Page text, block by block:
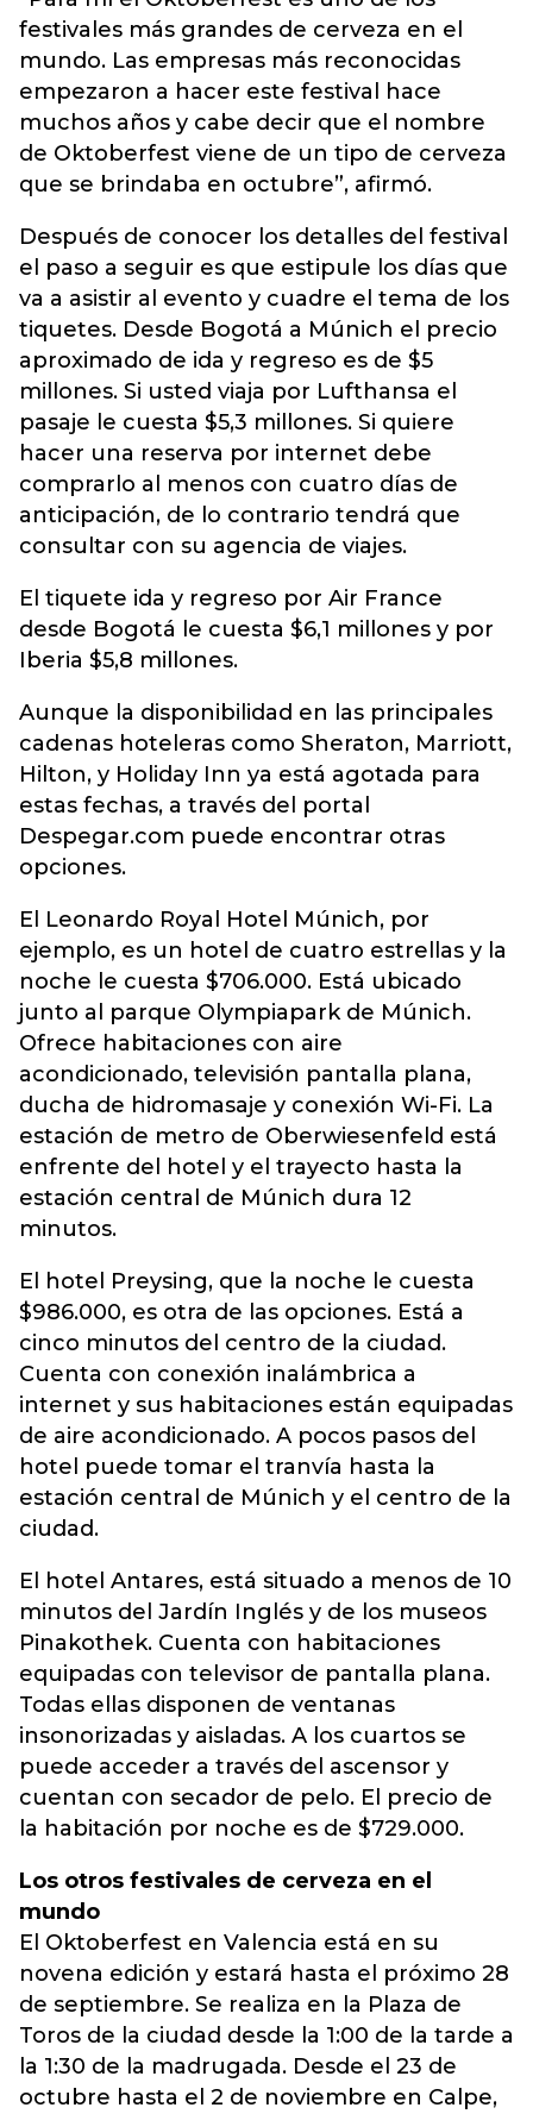
festivales más grandes de cerveza en el
mundo. Las empresas más reconocidas
empezaron a hacer este festival hace
muchos años y cabe decir que el nombre
de Oktoberfest viene de un tipo de cerveza
que se brindaba en octubre”, afirmó.
Después de conocer los detalles del festival
el paso a seguir es que estipule los días que
va a asistir al evento y cuadre el tema de los
tiquetes. Desde Bogotá a Múnich el precio
aproximado de ida y regreso es de $5
millones. Si usted viaja por Lufthansa el
pasaje le cuesta $5,3 millones. Si quiere
hacer una reserva por internet debe
comprarlo al menos con cuatro días de
anticipación, de lo contrario tendrá que
consultar con su agencia de viajes.
El tiquete ida y regreso por Air France
desde Bogotá le cuesta $6,1 millones y por
Iberia $5,8 millones.
Aunque la disponibilidad en las principales
cadenas hoteleras como Sheraton, Marriott,
Hilton, y Holiday Inn ya está agotada para
estas fechas, a través del portal
Despegar.com puede encontrar otras
opciones.
El Leonardo Royal Hotel Múnich, por
ejemplo, es un hotel de cuatro estrellas y la
noche le cuesta $706.000. Está ubicado
junto al parque Olympiapark de Múnich.
Ofrece habitaciones con aire
acondicionado, televisión pantalla plana,
ducha de hidromasaje y conexión Wi-Fi. La
estación de metro de Oberwiesenfeld está
enfrente del hotel y el trayecto hasta la
estación central de Múnich dura 12
minutos.
El hotel Preysing, que la noche le cuesta
$986.000, es otra de las opciones. Está a
cinco minutos del centro de la ciudad.
Cuenta con conexión inalámbrica a
internet y sus habitaciones están equipadas
de aire acondicionado. A pocos pasos del
hotel puede tomar el tranvía hasta la
estación central de Múnich y el centro de la
ciudad.
El hotel Antares, está situado a menos de 10
minutos del Jardín Inglés y de los museos
Pinakothek. Cuenta con habitaciones
equipadas con televisor de pantalla plana.
Todas ellas disponen de ventanas
insonorizadas y aisladas. A los cuartos se
puede acceder a través del ascensor y
cuentan con secador de pelo. El precio de
la habitación por noche es de $729.000.
Los otros festivales de cerveza en el
mundo
El Oktoberfest en Valencia está en su
novena edición y estará hasta el próximo 28
de septiembre. Se realiza en la Plaza de
Toros de la ciudad desde la 1:00 de la tarde a
la 1:30 de la madrugada. Desde el 23 de
octubre hasta el 2 de noviembre en Calpe,